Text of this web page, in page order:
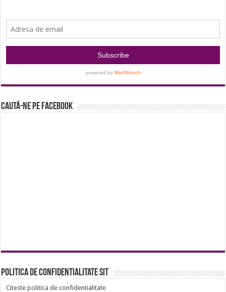
Caută-ne pe Facebook
Politica de confidentialitate sit
Citeste politica de confidentialitate